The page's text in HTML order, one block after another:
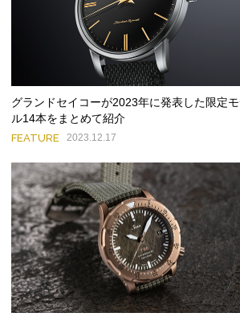
グランドセイコーが2023年に発表した限定
ル14本をまとめて紹介
FEATURE 2023.12.17